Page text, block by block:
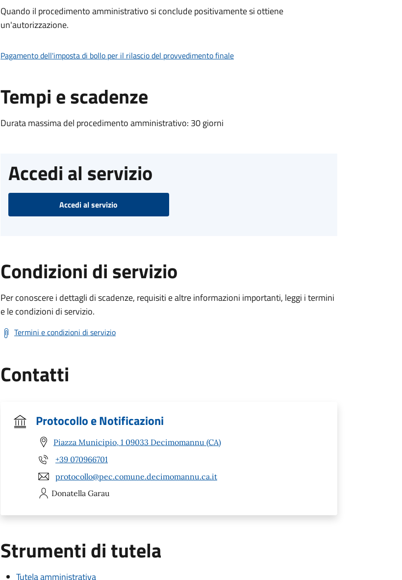
Quando il procedimento amministrativo si conclude positivamente si ottiene
un'autorizzazione.
Pagamento dell'imposta di bollo per il rilascio del provvedimento finale
Tempi e scadenze
Durata massima del procedimento amministrativo: 30 giorni
Accedi al servizio
Accedi al servizio
Condizioni di servizio
Per conoscere i dettagli di scadenze, requisiti e altre informazioni importanti, leggi i termini
e le condizioni di servizio.
Termini e condizioni di servizio
Contatti
Protocollo e Notificazioni
Piazza Municipio, 1 09033 Decimomannu (CA)
+39 070966701
protocollo@pec.comune.decimomannu.ca.it
Donatella Garau
Strumenti di tutela
Tutela amministrativa